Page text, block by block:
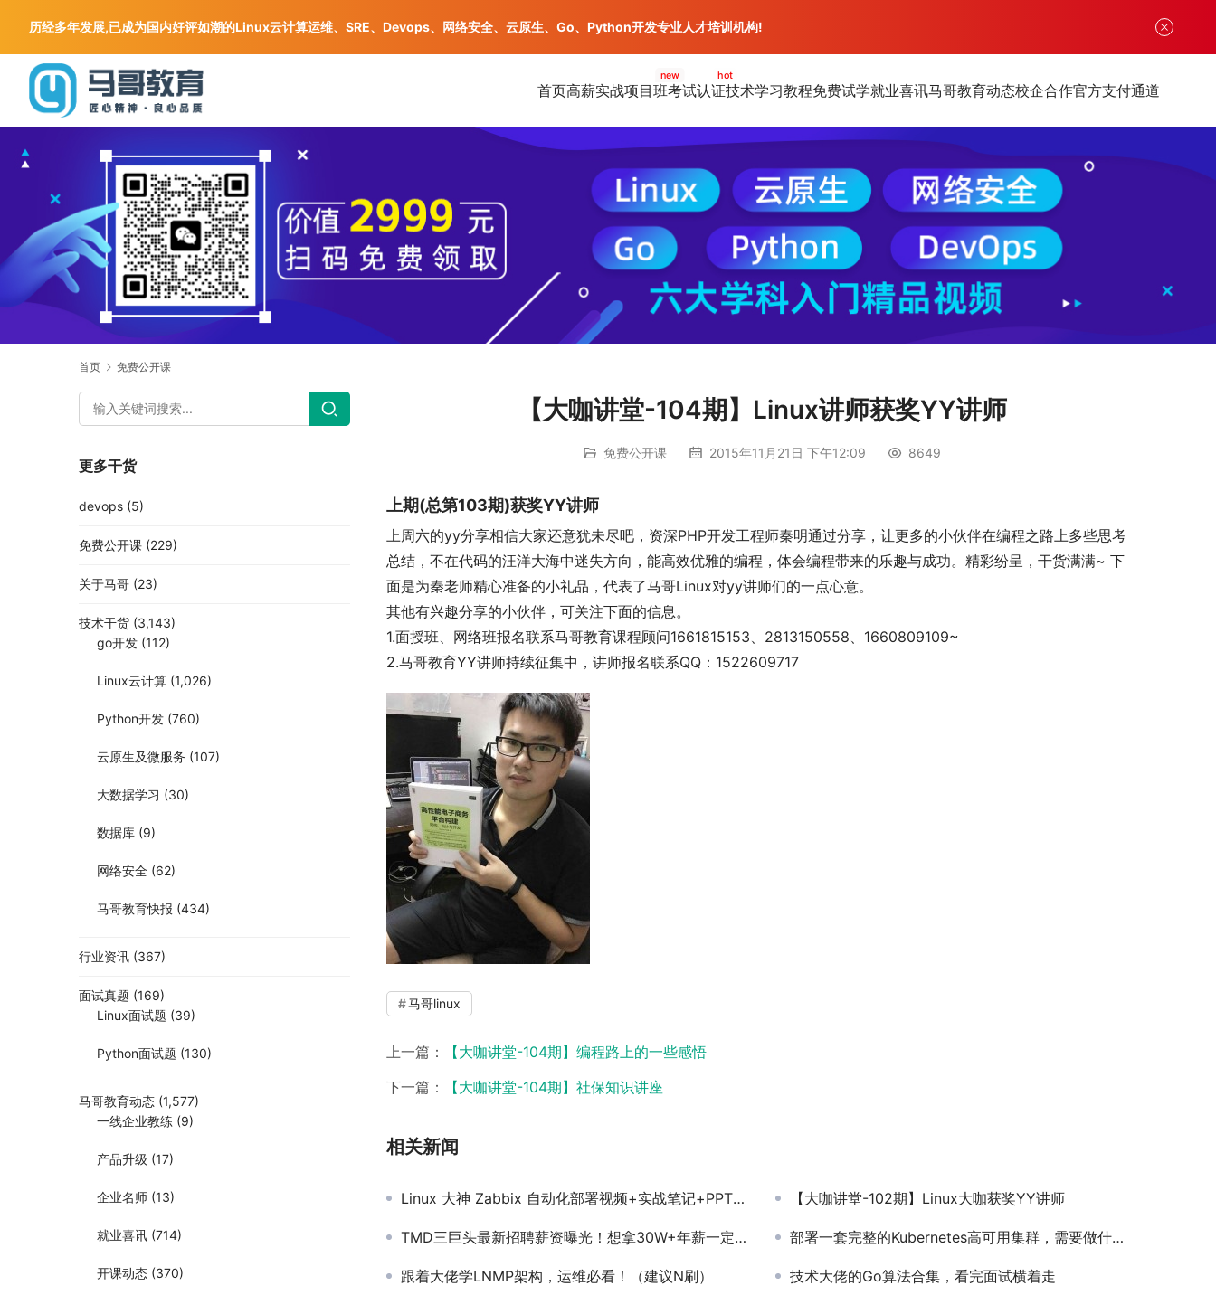
首页高薪实战项目班
new
考试认证
hot
技术学习教程免费试学就业喜讯马哥教育动态校企合作官方支付通道
首页 免费公开课
【大咖讲堂-104期】Linux讲师获奖YY讲师
免费公开课 2015年11月21日 下午12:09 8649
上期(总第103期)获奖YY讲师
上周六的yy分享相信大家还意犹未尽吧，资深PHP开发工程师秦明通过分享，让更多的小伙伴在编程之路上多些思考
总结，不在代码的汪洋大海中迷失方向，能高效优雅的编程，体会编程带来的乐趣与成功。精彩纷呈，干货满满~ 下
面是为秦老师精心准备的小礼品，代表了马哥Linux对yy讲师们的一点心意。
其他有兴趣分享的小伙伴，可关注下面的信息。
1.面授班、网络班报名联系马哥教育课程顾问1661815153、2813150558、1660809109~
2.马哥教育YY讲师持续征集中，讲师报名联系QQ：1522609717
马哥linux
上一篇：
【大咖讲堂-104期】编程路上的一些感悟
下一篇：
【大咖讲堂-104期】社保知识讲座
相关新闻
Linux 大神 Zabbix 自动化部署视频+实战笔记+PPT文档+源码，限时免费领！ 【大咖讲堂-102期】Linux大咖获奖YY讲师
TMD三巨头最新招聘薪资曝光！想拿30W+年薪一定要这样做！ 部署一套完整的Kubernetes高可用集群，需要做什么？
跟着大佬学LNMP架构，运维必看！（建议N刷） 技术大佬的Go算法合集，看完面试横着走
更多干货
devops (5)
免费公开课 (229)
关于马哥 (23)
技术干货 (3,143)
go开发 (112)
Linux云计算 (1,026)
Python开发 (760)
云原生及微服务 (107)
大数据学习 (30)
数据库 (9)
网络安全 (62)
马哥教育快报 (434)
行业资讯 (367)
面试真题 (169)
Linux面试题 (39)
Python面试题 (130)
马哥教育动态 (1,577)
一线企业教练 (9)
产品升级 (17)
企业名师 (13)
就业喜讯 (714)
开课动态 (370)
历经多年发展,已成为国内好评如潮的Linux云计算运维、SRE、Devops、网络安全、云原生、Go、Python开发专业人才培训机构!